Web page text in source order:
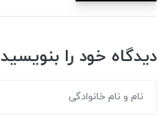
دیدگاه خود را بنویسید